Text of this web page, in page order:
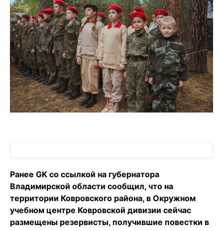
Ранее GK со ссылкой на губернатора
Владимирской области сообщил, что на
территории Ковровского района, в Окружном
учебном центре Ковровской дивизии сейчас
размещены резервисты, получившие повестки в